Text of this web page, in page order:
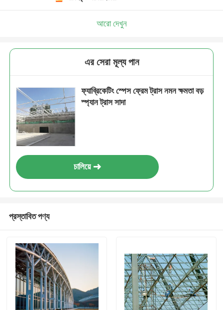
আরো দেখুন
এর সেরা মূল্য পান
ফ্যাব্রিকেটিং স্পেস ফ্রেম ট্রাস নমন ক্ষমতা বড়
স্প্যান ট্রাস সাদা
চালিয়ে
প্রস্তাবিত পণ্য